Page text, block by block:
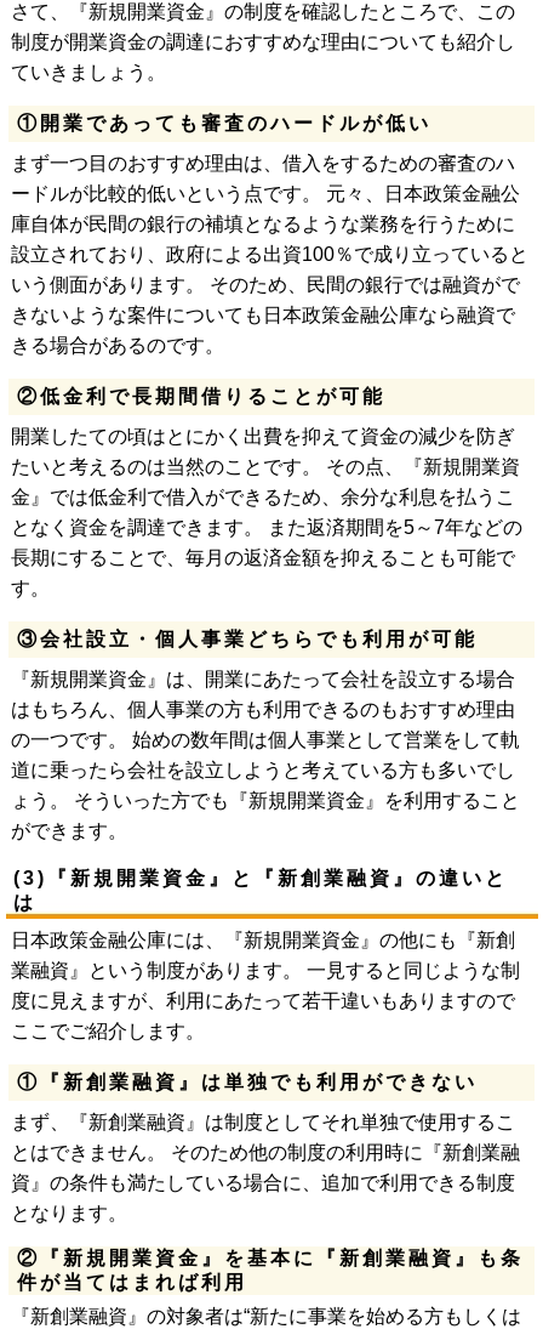
さて、『新規開業資金』の制度を確認したところで、この
制度が開業資金の調達におすすめな理由についても紹介し
ていきましょう。
①開業であっても審査のハードルが低い
まず一つ目のおすすめ理由は、借入をするための審査のハ
ードルが比較的低いという点です。 元々、日本政策金融公
庫自体が民間の銀行の補填となるような業務を行うために
設立されており、政府による出資100％で成り立っていると
いう側面があります。 そのため、民間の銀行では融資がで
きないような案件についても日本政策金融公庫なら融資で
きる場合があるのです。
②低金利で長期間借りることが可能
開業したての頃はとにかく出費を抑えて資金の減少を防ぎ
たいと考えるのは当然のことです。 その点、『新規開業資
金』では低金利で借入ができるため、余分な利息を払うこ
となく資金を調達できます。 また返済期間を5～7年などの
長期にすることで、毎月の返済金額を抑えることも可能で
す。
③会社設立・個人事業どちらでも利用が可能
『新規開業資金』は、開業にあたって会社を設立する場合
はもちろん、個人事業の方も利用できるのもおすすめ理由
の一つです。 始めの数年間は個人事業として営業をして軌
道に乗ったら会社を設立しようと考えている方も多いでし
ょう。 そういった方でも『新規開業資金』を利用すること
ができます。
(3)『新規開業資金』と『新創業融資』の違いと
は
日本政策金融公庫には、『新規開業資金』の他にも『新創
業融資』という制度があります。 一見すると同じような制
度に見えますが、利用にあたって若干違いもありますので
ここでご紹介します。
①『新創業融資』は単独でも利用ができない
まず、『新創業融資』は制度としてそれ単独で使用するこ
とはできません。 そのため他の制度の利用時に『新創業融
資』の条件も満たしている場合に、追加で利用できる制度
となります。
②『新規開業資金』を基本に『新創業融資』も条
件が当てはまれば利用
『新創業融資』の対象者は“新たに事業を始める方もしくは